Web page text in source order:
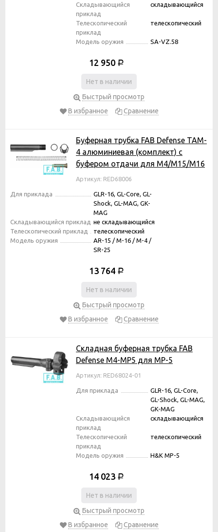
Складывающийся
приклад
складывающийся
Телескопический
приклад
телескопический
Модель оружия SA-VZ.58
12 950 Р
Нет в наличии
Быстрый просмотр
В избранное
Сравнение
Буферная трубка FAB Defense TAM-
4 алюминиевая (комплект) с
буфером отдачи для M4/M15/M16
Артикул: RED68006
Для приклада
GLR-16, GL-Core, GL-
Shock, GL-MAG, GK-
MAG
Складывающийся приклад не складывающийся
Телескопический приклад
телескопический
Модель оружия
AR-15 / M-16 / M-4 /
SR-25
13 764 Р
Нет в наличии
Быстрый просмотр
В избранное
Сравнение
Складная буферная трубка FAB
Defense M4-MP5 для MP-5
Артикул: RED68024-01
Для приклада
GLR-16, GL-Core,
GL-Shock, GL-MAG,
GK-MAG
Складывающийся
приклад
складывающийся
Телескопический
приклад
телескопический
Модель оружия H&K MP-5
14 023 Р
Нет в наличии
Быстрый просмотр
В избранное
Сравнение